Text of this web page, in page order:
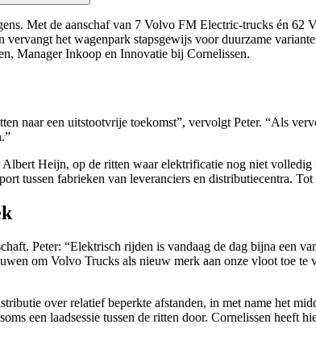
Met de aanschaf van 7 Volvo FM Electric-trucks én 62
het wagenpark stapsgewijs voor duurzame
Manager Inkoop en Innovatie bij Cornelissen.
naar een uitstootvrije toekomst”, vervolgt Peter. “Als
Heijn, op de ritten waar elektrificatie nog niet volledig
tussen fabrieken van leveranciers en distributiecentra.
Peter: “Elektrisch rijden is vandaag de dag bijna een
om Volvo Trucks als nieuw merk aan onze vloot toe
over relatief beperkte afstanden, in met name het
een laadsessie tussen de ritten door. Cornelissen heeft